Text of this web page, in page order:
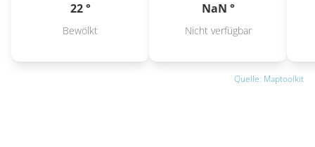
22 °
Bewölkt
NaN °
Nicht verfügbar
Quelle: Maptoolkit